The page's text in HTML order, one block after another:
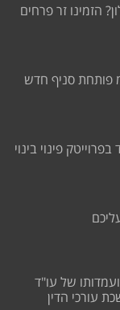
הזמינו זר פרחים
פותחת סניף חדש
נדל"ן תבנה 270 יח"ד בפרוייטק פינוי בינוי
של עו"ד
עורכי הדין